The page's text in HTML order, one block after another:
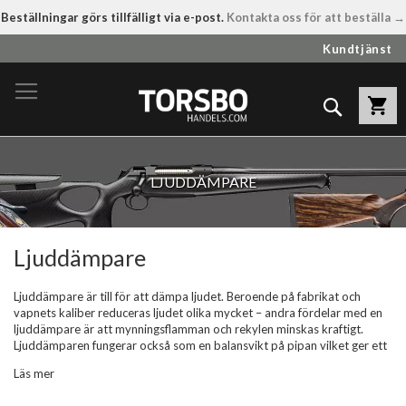
Beställningar görs tillfälligt via e-post. Kontakta oss för att beställa →
till
innehållet
Kundtjänst
Sök
LJUDDÄMPARE
Ljuddämpare
Ljuddämpare är till för att dämpa ljudet. Beroende på fabrikat och
vapnets kaliber reduceras ljudet olika mycket – andra fördelar med en
ljuddämpare är att mynningsflamman och rekylen minskas kraftigt.
Ljuddämparen fungerar också som en balansvikt på pipan vilket ger ett
handels har ljuddämpare från kända tillverkare som Freyr & Devik med
Läs mer